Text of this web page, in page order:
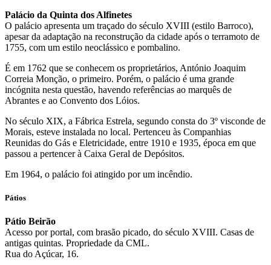
Palácio da Quinta dos Alfinetes
O palácio apresenta um traçado do século XVIII (estilo Barroco),
apesar da adaptação na reconstrução da cidade após o terramoto de
1755, com um estilo neoclássico e pombalino.
É em 1762 que se conhecem os proprietários, António Joaquim
Correia Monção, o primeiro. Porém, o palácio é uma grande
incógnita nesta questão, havendo referências ao marquês de
Abrantes e ao Convento dos Lóios.
No século XIX, a Fábrica Estrela, segundo consta do 3º visconde de
Morais, esteve instalada no local. Pertenceu às Companhias
Reunidas do Gás e Eletricidade, entre 1910 e 1935, época em que
passou a pertencer à Caixa Geral de Depósitos.
Em 1964, o palácio foi atingido por um incêndio.
Pátios
Pátio Beirão
Acesso por portal, com brasão picado, do século XVIII. Casas de
antigas quintas. Propriedade da CML.
Rua do Açúcar, 16.